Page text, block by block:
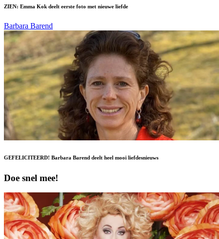
ZIEN: Emma Kok deelt eerste foto met nieuwe liefde
Barbara Barend
GEFELICITEERD! Barbara Barend deelt heel mooi liefdesnieuws
Doe snel mee!